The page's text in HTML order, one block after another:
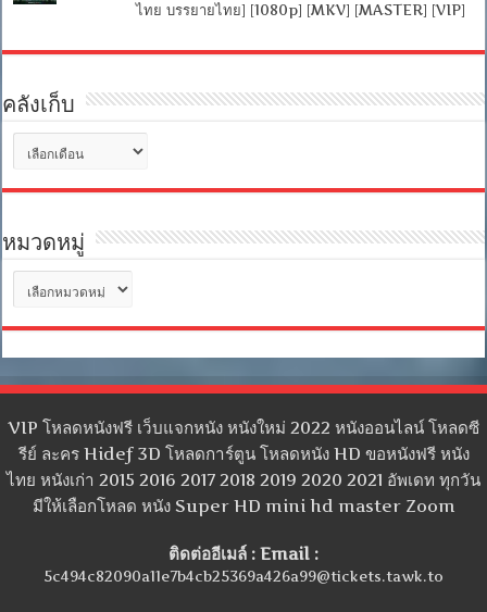
ไทย บรรยายไทย] [1080p] [MKV] [MASTER] [VIP]
คลังเก็บ
เก็บ
หมวดหมู่
หมู่
VIP โหลดหนังฟรี เว็บแจกหนัง หนังใหม่ 2022 หนังออนไลน์ โหลดซี
รีย์ ละคร Hidef 3D โหลดการ์ตูน โหลดหนัง HD ขอหนังฟรี หนัง
ไทย หนังเก่า 2015 2016 2017 2018 2019 2020 2021 อัพเดท ทุกวัน
มีให้เลือกโหลด หนัง Super HD mini hd master Zoom
ติดต่ออีเมล์ : Email :
5c494c82090a11e7b4cb25369a426a99@tickets.tawk.to